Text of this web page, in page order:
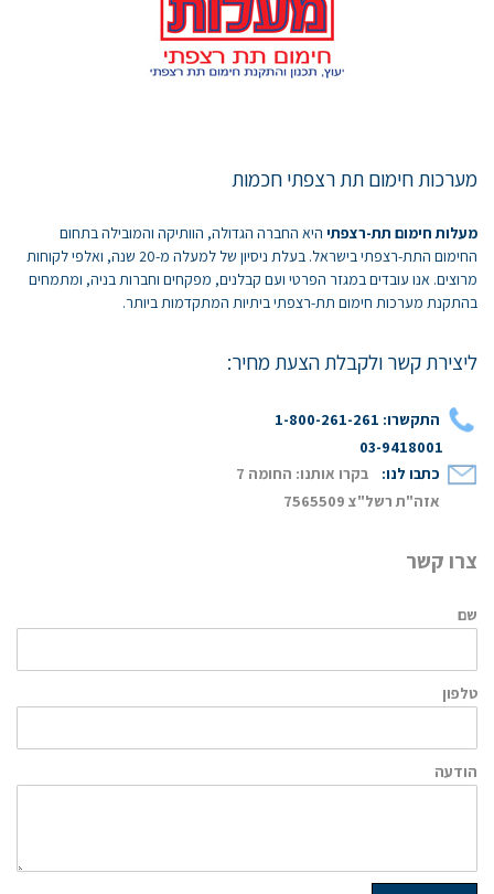
מערכות חימום תת רצפתי חכמות
מעלות חימום תת-רצפתי היא החברה הגדולה, הוותיקה והמובילה בתחום
החימום התת-רצפתי בישראל. בעלת ניסיון של למעלה מ-20 שנה, ואלפי לקוחות
מרוצים. אנו עובדים במגזר הפרטי ועם קבלנים, מפקחים וחברות בניה, ומתמחים
בהתקנת מערכות חימום תת-רצפתי ביתיות המתקדמות ביותר.
ליצירת קשר ולקבלת הצעת מחיר:
התקשרו: 1-800-261-261
כתבו לנו:
בקרו אותנו: החומה 7
אזה"ת רשל"צ 7565509
צרו קשר
שם
טלפון
הודעה